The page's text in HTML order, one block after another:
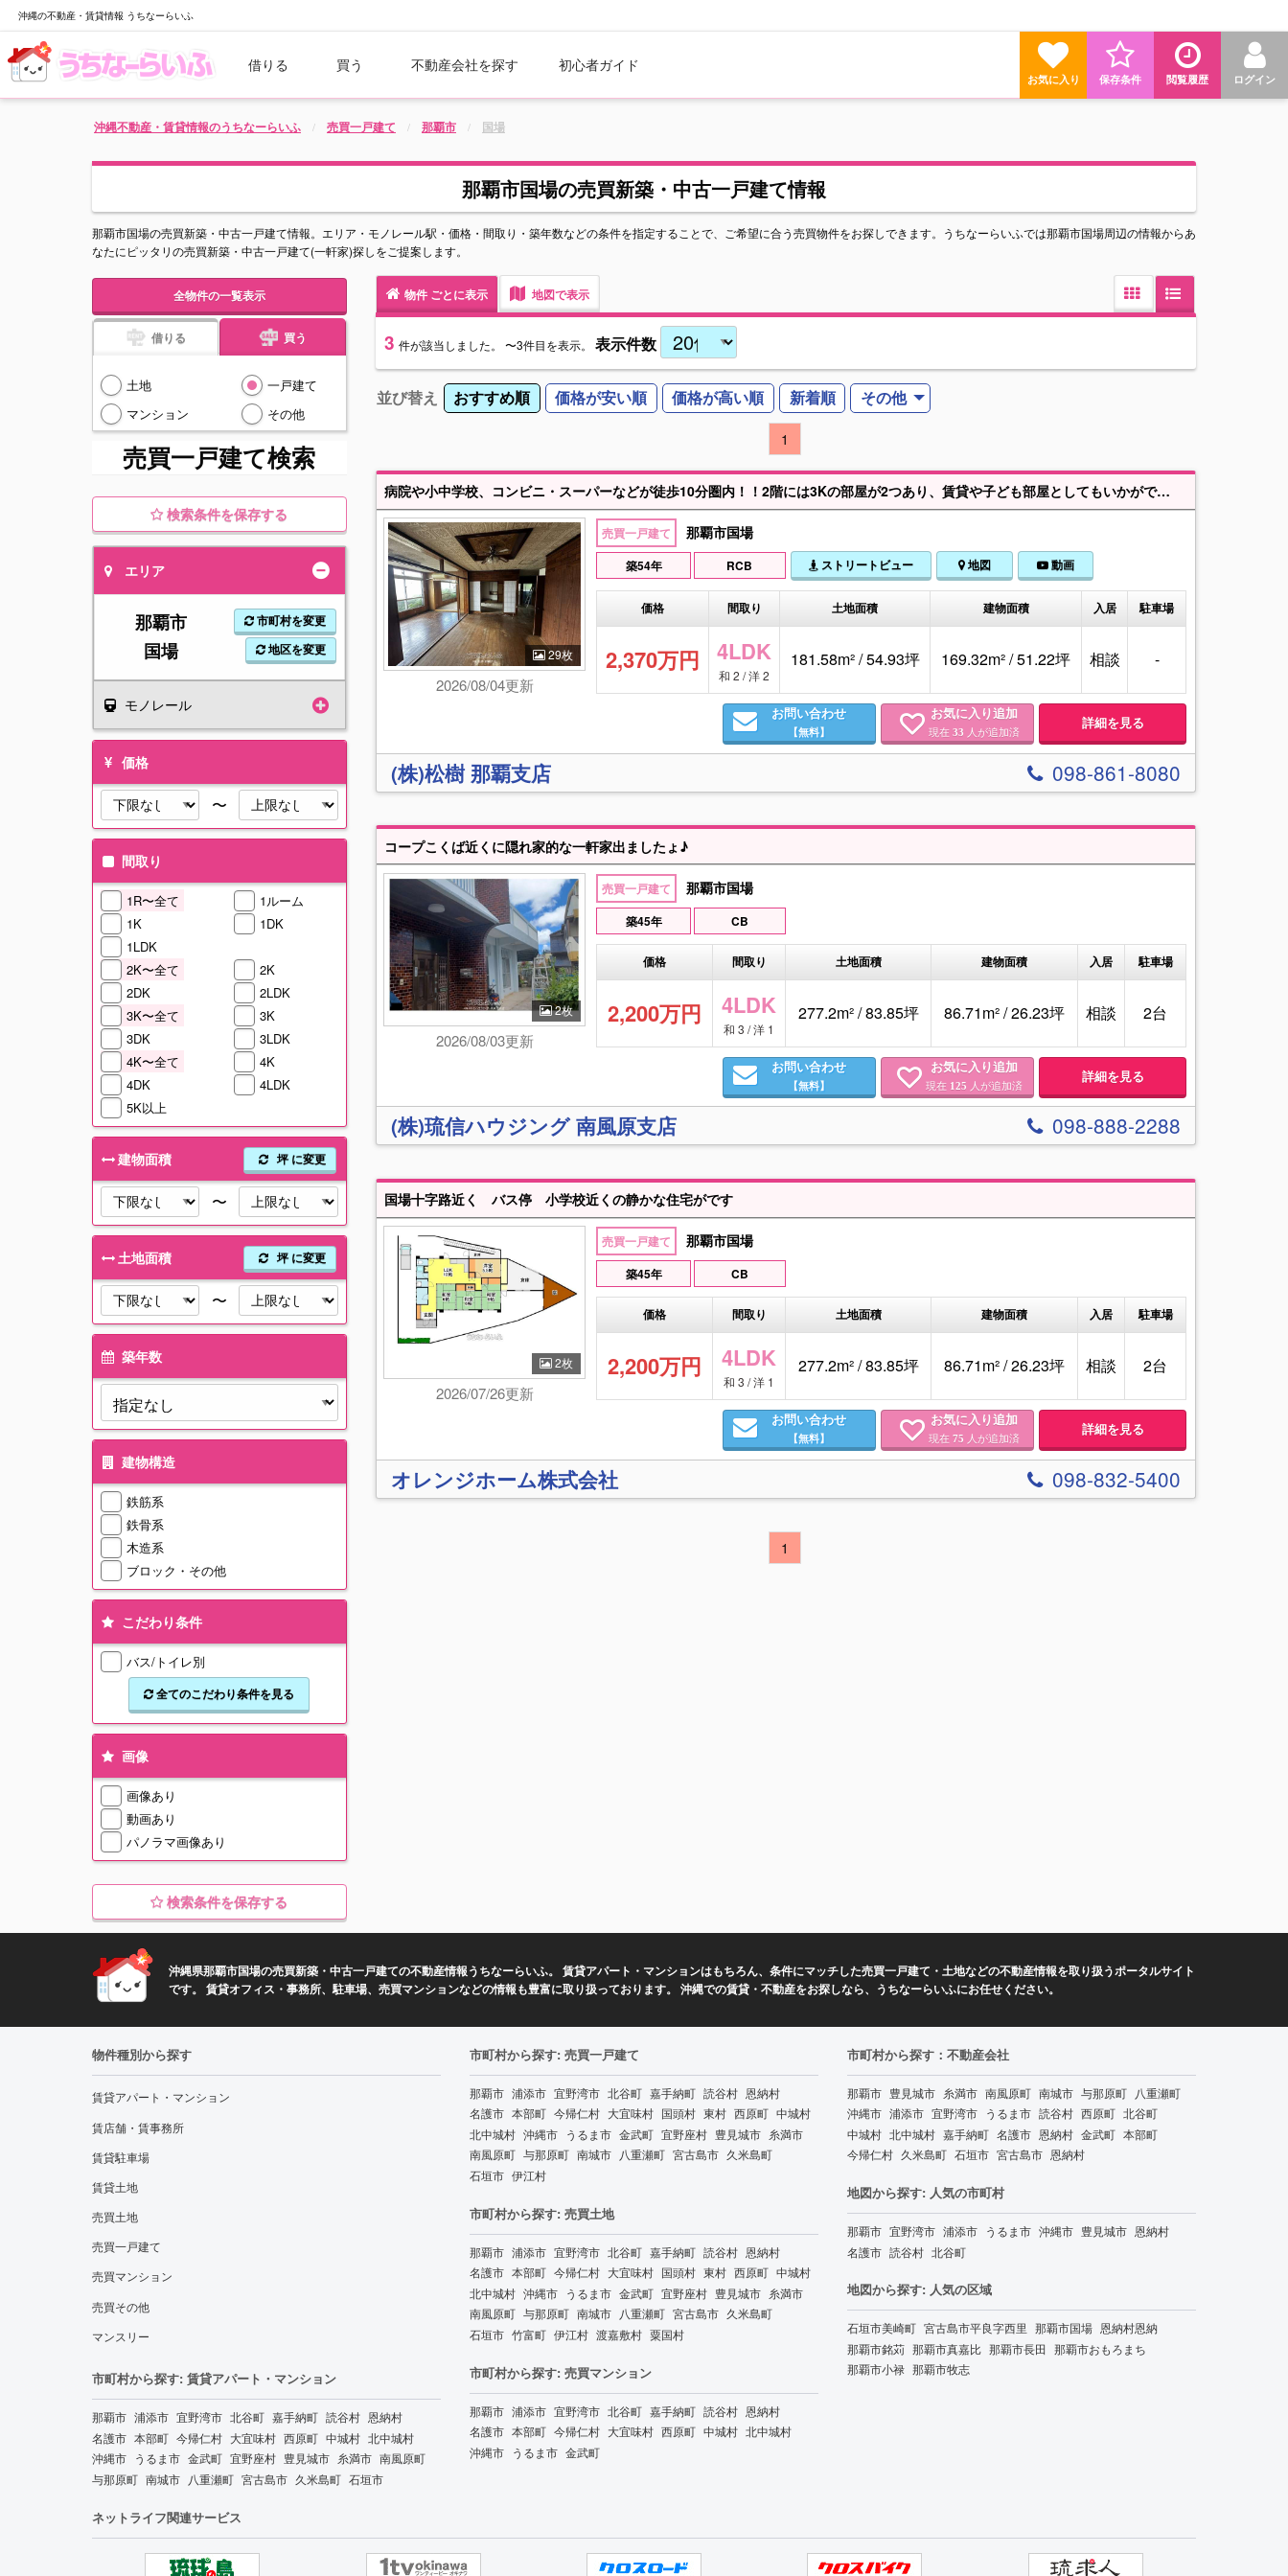
沖縄の不動産・賃貸情報 うちなーらいふ
借りる 買う 不動産会社を探す 初心者ガイド
ログイン
閲覧履歴
保存条件
お気に入り
沖縄不動産・賃貸情報のうちなーらいふ 売買一戸建て 那覇市 国場
那覇市国場の売買新築・中古一戸建て情報
那覇市国場の売買新築・中古一戸建て情報。エリア・モノレール駅・価格・間取り・築年数などの条件を指定することで、ご希望に合う売買物件をお探しできます。うちなーらいふでは那覇市国場周辺の情報からあ
なたにピッタリの売買新築・中古一戸建て(一軒家)探しをご提案します。
全物件の一覧表示
借りる 買う
土地
一戸建て
マンション
その他
売買一戸建て検索
検索条件を保存する
エリア
那覇市 市町村を変更
国場 地区を変更
モノレール
価格
〜
間取り
1R〜全て
1ルーム
1K
1DK
1LDK
2K〜全て
2K
2DK
2LDK
3K〜全て
3K
3DK
3LDK
4K〜全て
4K
4DK
4LDK
5K以上
建物面積 坪 に変更
〜
土地面積 坪 に変更
〜
築年数
建物構造
鉄筋系
鉄骨系
木造系
ブロック・その他
こだわり条件
バス/トイレ別
全てのこだわり条件を見る
画像
画像あり
動画あり
パノラマ画像あり
検索条件を保存する
物件ごとに表示 地図で表示
3 件が該当しました。 〜3件目を表示。 表示件数
並び替え おすすめ順 価格が安い順 価格が高い順 新着順 その他
1
病院や小中学校、コンビニ・スーパーなどが徒歩10分圏内！！2階には3Kの部屋が2つあり、賃貸や子ども部屋としてもいかがでしょうか♪
29枚
2026/08/04更新
売買一戸建て 那覇市国場
築54年 RCB ストリートビュー 地図 動画
価格 間取り 土地面積 建物面積 入居 駐車場
2,370万円 4LDK
和 2 / 洋 2
181.58m² / 54.93坪 169.32m² / 51.22坪 相談 -
お問い合わせ
【無料】
お気に入り追加
現在33 人が追加済 詳細を見る
(株)松樹 那覇支店 098-861-8080
コープこくば近くに隠れ家的な一軒家出ましたょ♪
2枚
2026/08/03更新
売買一戸建て 那覇市国場
築45年 CB
価格 間取り 土地面積 建物面積 入居 駐車場
2,200万円 4LDK
和 3 / 洋 1
277.2m² / 83.85坪 86.71m² / 26.23坪 相談 2台
お問い合わせ
【無料】
お気に入り追加
現在 125 人が追加済 詳細を見る
(株)琉信ハウジング 南風原支店 098-888-2288
国場十字路近く バス停 小学校近くの静かな住宅がです
2枚
2026/07/26更新
売買一戸建て 那覇市国場
築45年 CB
価格 間取り 土地面積 建物面積 入居 駐車場
2,200万円 4LDK
和 3 / 洋 1
277.2m² / 83.85坪 86.71m² / 26.23坪 相談 2台
お問い合わせ
【無料】
お気に入り追加
現在75 人が追加済 詳細を見る
オレンジホーム株式会社 098-832-5400
1
沖縄県那覇市国場の売買新築・中古一戸建ての不動産情報うちなーらいふ。 賃貸アパート・マンションはもちろん、条件にマッチした売買一戸建て・土地などの不動産情報を取り扱うポータルサイト
です。 賃貸オフィス・事務所、駐車場、売買マンションなどの情報も豊富に取り扱っております。 沖縄での賃貸・不動産をお探しなら、うちなーらいふにお任せください。
物件種別から探す
賃貸アパート・マンション
賃店舗・賃事務所
賃貸駐車場
賃貸土地
売買土地
売買一戸建て
売買マンション
売買その他
マンスリー
市町村から探す: 賃貸アパート・マンション
那覇市 浦添市 宜野湾市 北谷町 嘉手納町 読谷村 恩納村
名護市 本部町 今帰仁村 大宜味村 西原町 中城村 北中城村
沖縄市 うるま市 金武町 宜野座村 豊見城市 糸満市 南風原町
与那原町 南城市 八重瀬町 宮古島市 久米島町 石垣市
市町村から探す: 売買一戸建て
那覇市 浦添市 宜野湾市 北谷町 嘉手納町 読谷村 恩納村
名護市 本部町 今帰仁村 大宜味村 国頭村 東村 西原町 中城村
北中城村 沖縄市 うるま市 金武町 宜野座村 豊見城市 糸満市
南風原町 与那原町 南城市 八重瀬町 宮古島市 久米島町
石垣市 伊江村
市町村から探す: 売買土地
那覇市 浦添市 宜野湾市 北谷町 嘉手納町 読谷村 恩納村
名護市 本部町 今帰仁村 大宜味村 国頭村 東村 西原町 中城村
北中城村 沖縄市 うるま市 金武町 宜野座村 豊見城市 糸満市
南風原町 与那原町 南城市 八重瀬町 宮古島市 久米島町
石垣市 竹富町 伊江村 渡嘉敷村 粟国村
市町村から探す: 売買マンション
那覇市 浦添市 宜野湾市 北谷町 嘉手納町 読谷村 恩納村
名護市 本部町 今帰仁村 大宜味村 西原町 中城村 北中城村
沖縄市 うるま市 金武町
市町村から探す：不動産会社
那覇市 豊見城市 糸満市 南風原町 南城市 与那原町 八重瀬町
沖縄市 浦添市 宜野湾市 うるま市 読谷村 西原町 北谷町
中城村 北中城村 嘉手納町 名護市 恩納村 金武町 本部町
今帰仁村 久米島町 石垣市 宮古島市 恩納村
地図から探す: 人気の市町村
那覇市 宜野湾市 浦添市 うるま市 沖縄市 豊見城市 恩納村
名護市 読谷村 北谷町
地図から探す: 人気の区域
石垣市美崎町 宮古島市平良字西里 那覇市国場 恩納村恩納
那覇市銘苅 那覇市真嘉比 那覇市長田 那覇市おもろまち
那覇市小禄 那覇市牧志
ネットライフ関連サービス